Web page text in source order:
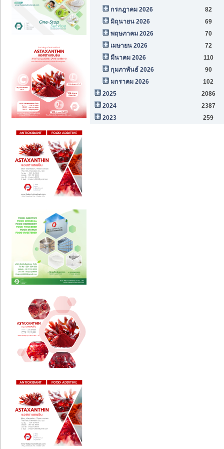
กรกฎาคม 2026
82
มิถุนายน 2026
69
พฤษภาคม 2026
70
เมษายน 2026
72
มีนาคม 2026
110
กุมภาพันธ์ 2026
90
มกราคม 2026
102
2025
2086
2024
2387
2023
259